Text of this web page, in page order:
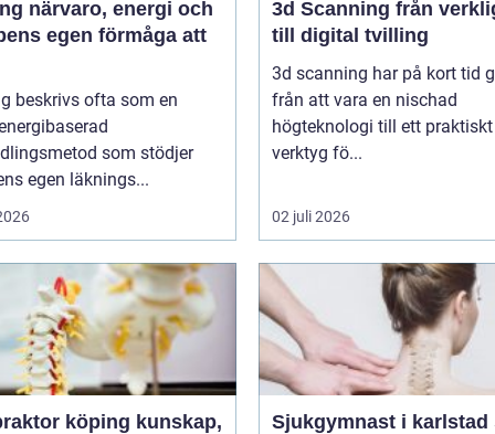
och
egen förmåga att
beskrivs ofta som en
som stödjer
egen läknings...
3d Scanning från verklighet
till digital tvilling
3d scanning har på kort tid
från att vara en nischad
högteknologi till ett praktiskt
verktyg fö...
02 juli 2026
köping kunskap,
Sjukgymnast i karlstad så